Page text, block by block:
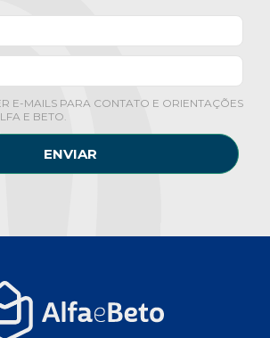
E-MAILS PARA CONTATO E ORIENTAÇÕES
E BETO.
ENVIAR